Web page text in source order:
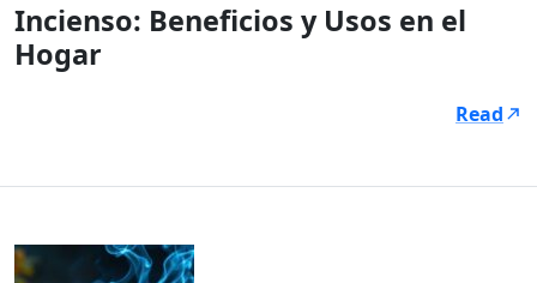
Incienso: Beneficios y Usos en el
Hogar
Read